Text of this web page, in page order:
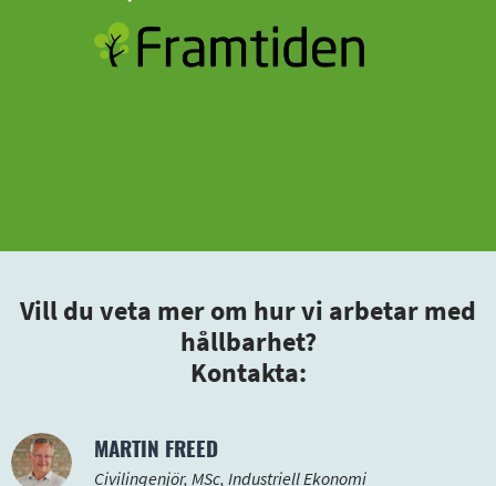
Vill du veta mer om hur vi arbetar med
hållbarhet?
Kontakta:
MARTIN FREED
Civilingenjör, MSc, Industriell Ekonomi